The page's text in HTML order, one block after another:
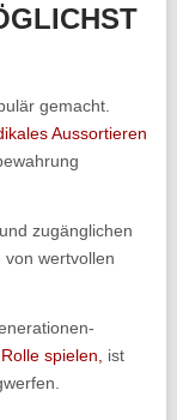
gemacht.
Aussortieren
zugänglichen
wertvollen
spielen,
ist